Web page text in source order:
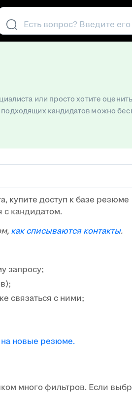
Есть вопрос? Введите
или просто хотите
кандидатов можно
купите доступ к базе резюме
с кандидатом.
как списываются контакты.
запросу;
связаться с ними;
на новые резюме.
много фильтров. Если